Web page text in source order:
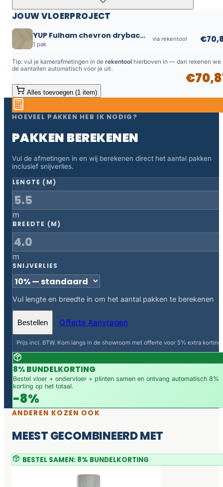
JOUW VLOERPROJECT
YUP Fulham chevron dryback smoky
1 pak
via rekentool
Tip: vul je kamerafmetingen in de rekentool hierboven in — dan rekenen we
de aantallen automatisch voor je uit.
Alles toevoegen (1 item)
HOEVEEL PAKKEN HEB IK NODIG?
PAKKEN BEREKENEN
Vul de afmetingen in en wij berekenen direct het aantal pakken
inclusief snijverlies.
LENGTE (M)
m
BREEDTE (M)
m
SNIJVERLIES
Vul lengte en breedte in om het aantal pakken te berekenen
Bestellen Offerte Aanvragen
Prijs incl. BTW. Kom langs in de showroom met offerte voor 5% extra korting.
8% BUNDELKORTING
Bestel vloer + ondervloer + plinten samen en ontvang automatisch 8%
korting op het totaal.
-8%
ANDEREN KOZEN OOK
MEEST GECOMBINEERD MET
BESTEL SAMEN: 8% BUNDELKORTING